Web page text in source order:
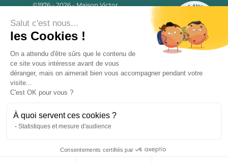
2779 AVIS
9.7/10
©1976 - 2026 - Maison Victor
Mentions légales
C.G.V.
Politique de confidentialité
FAQ
Livraisons
« L’abus d’alcool est dangereux pour la santé, à consommer avec
modération. La vente d’alcool est strictement interdite aux mineurs.
Salut c'est nous...
les Cookies !
On a attendu d'être sûrs que le contenu de
ce site vous intéresse avant de vous
déranger, mais on aimerait bien vous accompagner pendant votre
visite...
C'est OK pour vous ?
À quoi servent ces cookies ?
Statistiques et mesure d'audience
Consentements certifiés par